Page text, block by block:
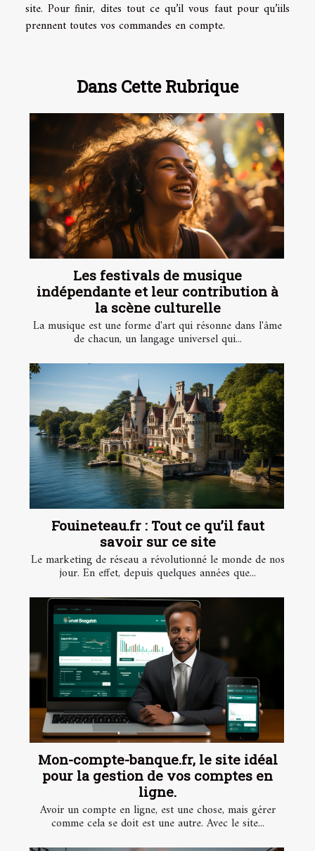
site. Pour finir, dites tout ce qu’il vous faut pour qu’iils
prennent toutes vos commandes en compte.
Dans Cette Rubrique
Les festivals de musique
indépendante et leur contribution à
la scène culturelle
La musique est une forme d'art qui résonne dans l'âme
de chacun, un langage universel qui...
Fouineteau.fr : Tout ce qu’il faut
savoir sur ce site
Le marketing de réseau a révolutionné le monde de nos
jour. En effet, depuis quelques années que...
Mon-compte-banque.fr, le site idéal
pour la gestion de vos comptes en
ligne.
Avoir un compte en ligne, est une chose, mais gérer
comme cela se doit est une autre. Avec le site...